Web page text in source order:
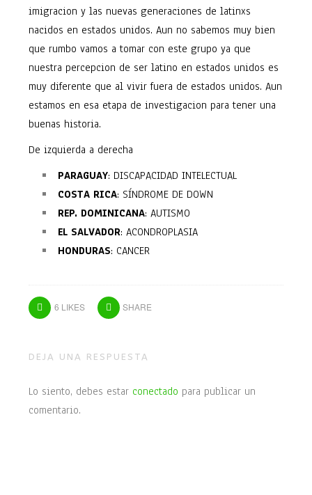
imigracion y las nuevas generaciones de latinxs
nacidos en estados unidos. Aun no sabemos muy bien
que rumbo vamos a tomar con este grupo ya que
nuestra percepcion de ser latino en estados unidos es
muy diferente que al vivir fuera de estados unidos. Aun
estamos en esa etapa de investigacion para tener una
buenas historia.
De izquierda a derecha
PARAGUAY: DISCAPACIDAD INTELECTUAL
COSTA RICA: SÍNDROME DE DOWN
REP. DOMINICANA: AUTISMO
EL SALVADOR: ACONDROPLASIA
HONDURAS: CANCER
6 LIKES SHARE
DEJA UNA RESPUESTA
Lo siento, debes estar conectado para publicar un
comentario.